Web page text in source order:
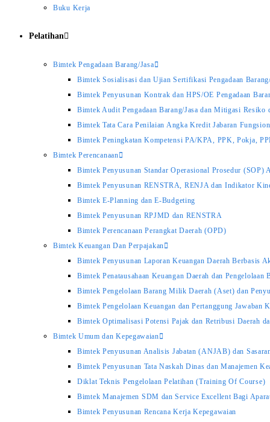
Buku Kerja
Pelatihan
Bimtek Pengadaan Barang/Jasa
Bimtek Sosialisasi dan Ujian Sertifikasi Pengadaan
Bimtek Penyusunan Kontrak dan HPS/OE Pengadaan
Bimtek Audit Pengadaan Barang/Jasa dan Mitigasi Resiko
Bimtek Tata Cara Penilaian Angka Kredit Jabaran
Bimtek Peningkatan Kompetensi PA/KPA, PPK, Pokja,
Bimtek Perencanaan
Bimtek Penyusunan Standar Operasional Prosedur (SOP)
Bimtek Penyusunan RENSTRA, RENJA dan Indikator
Bimtek E-Planning dan E-Budgeting
Bimtek Penyusunan RPJMD dan RENSTRA
Bimtek Perencanaan Perangkat Daerah (OPD)
Bimtek Keuangan Dan Perpajakan
Bimtek Penyusunan Laporan Keuangan Daerah Berbasis
Bimtek Penatausahaan Keuangan Daerah dan
Bimtek Pengelolaan Barang Milik Daerah (Aset) dan
Bimtek Pengelolaan Keuangan dan Pertanggung Jawaban
Bimtek Optimalisasi Potensi Pajak dan Retribusi Daerah
Bimtek Umum dan Kepegawaian
Bimtek Penyusunan Analisis Jabatan (ANJAB) dan
Bimtek Penyusunan Tata Naskah Dinas dan Manajemen
Diklat Teknis Pengelolaan Pelatihan (Training Of Course)
Bimtek Manajemen SDM dan Service Excellent Bagi
Bimtek Penyusunan Rencana Kerja Kepegawaian